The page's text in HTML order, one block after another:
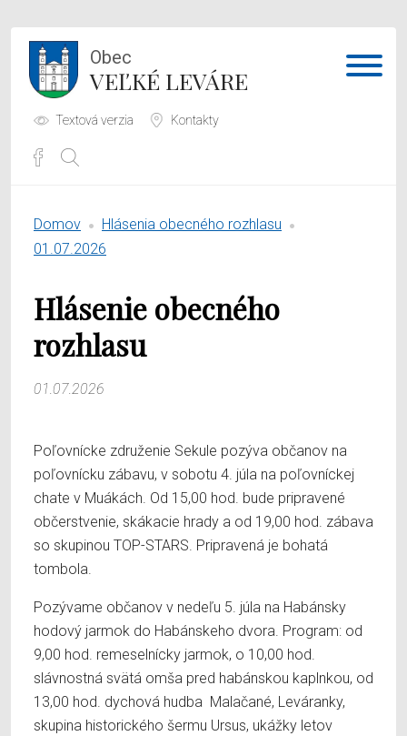
Obec
VEĽKÉ LEVÁRE
Textová verzia Kontakty
Samospráva
Domov
Hlásenia obecného rozhlasu
01.07.2026
Hlásenie obecného
rozhlasu
01.07.2026
Poľovnícke združenie Sekule pozýva občanov na
poľovnícku zábavu, v sobotu 4. júla na poľovníckej
chate v Muákách. Od 15,00 hod. bude pripravené
občerstvenie, skákacie hrady a od 19,00 hod. zábava
so skupinou TOP-STARS. Pripravená je bohatá
tombola.
Pozývame občanov v nedeľu 5. júla na Habánsky
hodový jarmok do Habánskeho dvora. Program: od
9,00 hod. remeselnícky jarmok, o 10,00 hod.
slávnostná svätá omša pred habánskou kaplnkou, od
13,00 hod. dychová hudba Malačané, Leváranky,
skupina historického šermu Ursus, ukážky letov